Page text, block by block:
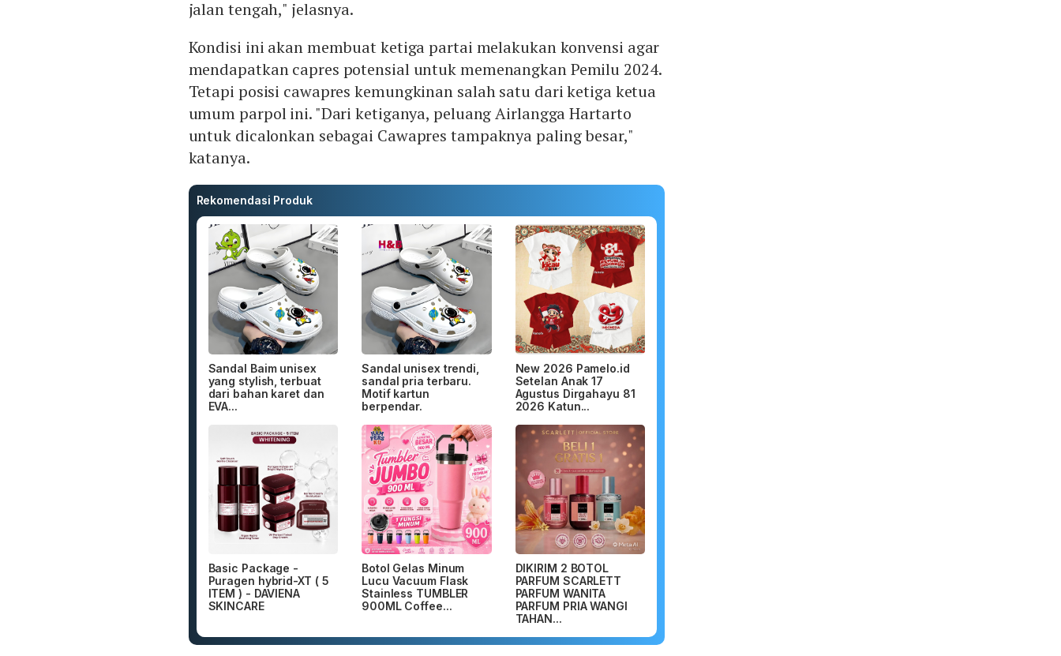
jalan tengah," jelasnya.
Kondisi ini akan membuat ketiga partai melakukan konvensi agar
mendapatkan capres potensial untuk memenangkan Pemilu 2024.
Tetapi posisi cawapres kemungkinan salah satu dari ketiga ketua
umum parpol ini. "Dari ketiganya, peluang Airlangga Hartarto
untuk dicalonkan sebagai Cawapres tampaknya paling besar,"
katanya.
Rekomendasi Produk
Sandal Baim unisex
yang stylish, terbuat
dari bahan karet dan
EVA...
Sandal unisex trendi,
sandal pria terbaru.
Motif kartun
berpendar.
New 2026 Pamelo.id
Setelan Anak 17
Agustus Dirgahayu 81
2026 Katun...
Basic Package -
Puragen hybrid-XT ( 5
ITEM ) - DAVIENA
SKINCARE
Botol Gelas Minum
Lucu Vacuum Flask
Stainless TUMBLER
900ML Coffee...
DIKIRIM 2 BOTOL
PARFUM SCARLETT
PARFUM WANITA
PARFUM PRIA WANGI
TAHAN...